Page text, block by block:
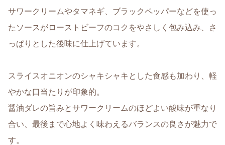
サワークリームやタマネギ、ブラックペッパーなどを使っ
たソースがローストビーフのコクをやさしく包み込み、さ
っぱりとした後味に仕上げています。
スライスオニオンのシャキシャキとした食感も加わり、軽
やかな口当たりが印象的。
醤油ダレの旨みとサワークリームのほどよい酸味が重なり
合い、最後まで心地よく味わえるバランスの良さが魅力で
す。